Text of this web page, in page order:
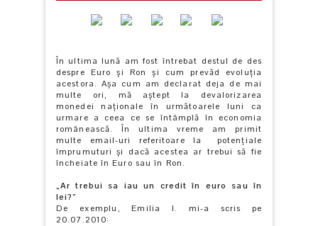
În ultima lună am fost întrebat destul de des
despre Euro şi Ron şi cum prevăd evoluția
acestora. Aşa cum am declarat deja de mai
multe ori, mă aştept la devalorizarea
monedei naționale în următoarele luni ca
urmare a ceea ce se întâmplă în economia
românească. În ultima vreme am primit
multe email-uri referitoare la potențiale
împrumuturi și dacă acestea ar trebui să fie
încheiate în Euro sau în Ron.
„Ar trebui sa iau un credit în euro sau în
lei?”
De exemplu, Emilia I. mi-a scris pe
20.07.2010: